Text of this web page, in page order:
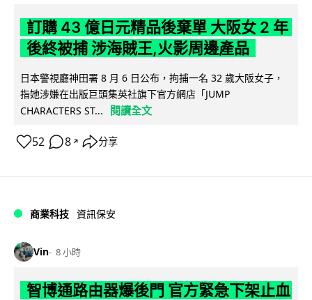
訂購 43 億日元精品後棄單 大阪女 2 年
後終被捕 涉海賊王,火影周邊產品
日本警視廳神田署 8 月 6 日公布，拘捕一名 32 歲大阪女子，
指她涉嫌在出版巨頭集英社旗下官方網店「JUMP
CHARACTERS ST...
閱讀全文
52 8 ↗ 分享
商業科技 資訊保安
Vin 8 小時
智博通路由器爆後門 官方緊急下架止血